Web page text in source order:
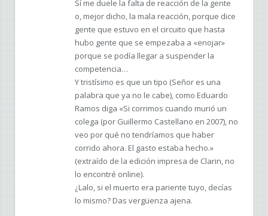
Sí me duele la falta de reacción de la gente
o, mejor dicho, la mala reacción, porque dice
gente que estuvo en el circuito que hasta
hubo gente que se empezaba a «enojar»
porque se podía llegar a suspender la
competencia…
Y tristísimo es que un tipo (Señor es una
palabra que ya no le cabe), como Eduardo
Ramos diga «Si corrimos cuando murió un
colega (por Guillermo Castellano en 2007), no
veo por qué no tendríamos que haber
corrido ahora. El gasto estaba hecho.»
(extraído de la edición impresa de Clarin, no
lo encontré online).
¿Lalo, si el muerto era pariente tuyo, decías
lo mismo? Das vergüenza ajena.